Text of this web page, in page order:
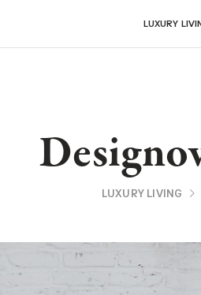
ART
Filantropie
LUXURY
LUXURY LIVING